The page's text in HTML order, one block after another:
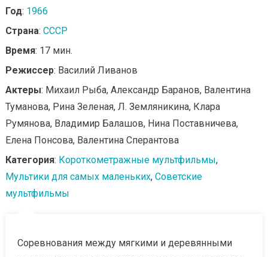
Год: 1966
Страна: СССР
Время: 17 мин.
Режиссер: Василий Ливанов
Актеры: Михаил Рыба, Александр Баранов, Валентина
Туманова, Рина Зеленая, Л. Земляникина, Клара
Румянова, Владимир Балашов, Нина Поставничева,
Елена Понсова, Валентина Сперантова
Категория: Короткометражные мультфильмы,
Мультики для самых маленьких, Советские
мультфильмы
Соревнования между мягкими и деревянными